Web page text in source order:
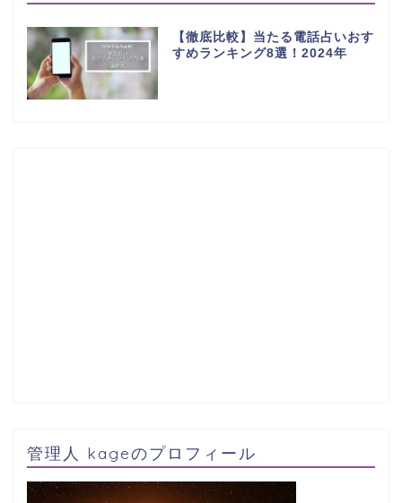
【徹底比較】当たる電話占いおす
すめランキング8選！2024年
管理人 kageのプロフィール